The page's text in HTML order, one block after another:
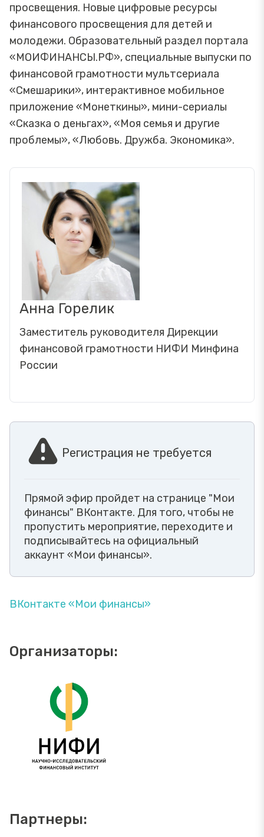
просвещения. Новые цифровые ресурсы
финансового просвещения для детей и
молодежи. Образовательный раздел портала
«МОИФИНАНСЫ.РФ», специальные выпуски по
финансовой грамотности мультсериала
«Смешарики», интерактивное мобильное
приложение «Монеткины», мини-сериалы
«Сказка о деньгах», «Моя семья и другие
проблемы», «Любовь. Дружба. Экономика».
Анна Горелик
Заместитель руководителя Дирекции
финансовой грамотности НИФИ Минфина
России
Регистрация не требуется
Прямой эфир пройдет на странице "Мои
финансы" ВКонтакте. Для того, чтобы не
пропустить мероприятие, переходите и
подписывайтесь на официальный
аккаунт «Мои финансы».
ВКонтакте «Мои финансы»
Организаторы:
Партнеры: